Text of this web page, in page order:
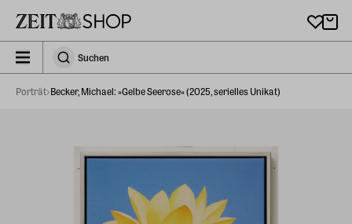
zeit_storefront.components.search.collapsed
SuchenSuchen
Porträt Becker, Michael: »Gelbe Seerose« (2025, serielles Unikat)